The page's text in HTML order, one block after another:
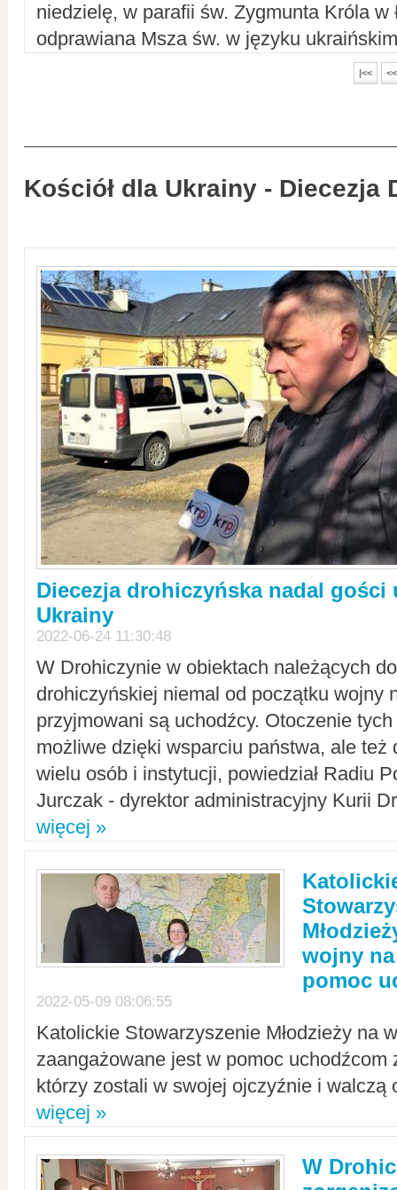
niedzielę, w parafii św. Zygmunta Króla w
odprawiana Msza św. w języku
|<< <<
Kościół dla Ukrainy - Diecezja
Diecezja drohiczyńska nadal gości
Ukrainy
2022-06-24 11:30:48
W Drohiczynie w obiektach należących
drohiczyńskiej niemal od początku wojny
przyjmowani są uchodźcy. Otoczenie
możliwe dzięki wsparciu państwa, ale też
wielu osób i instytucji, powiedział Radiu
Jurczak - dyrektor administracyjny Kurii
więcej »
wojny
pomoc
2022-05-09 08:06:55
Katolickie Stowarzyszenie Młodzieży na
zaangażowane jest w pomoc uchodźcom
którzy zostali w swojej ojczyźnie i walczą
więcej »
W